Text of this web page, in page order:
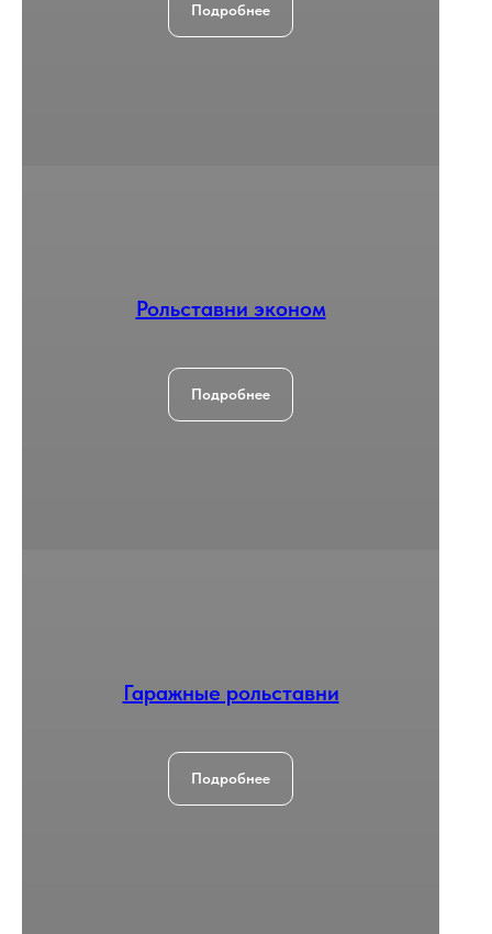
Подробнее
Рольставни эконом
Подробнее
Гаражные рольставни
Подробнее